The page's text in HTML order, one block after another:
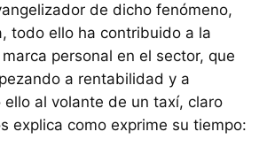
de dicho fenómeno,
todo ello ha contribuido a la
personal en el sector, que
a rentabilidad y a
ello al volante de un taxí, claro
explica como exprime su tiempo: